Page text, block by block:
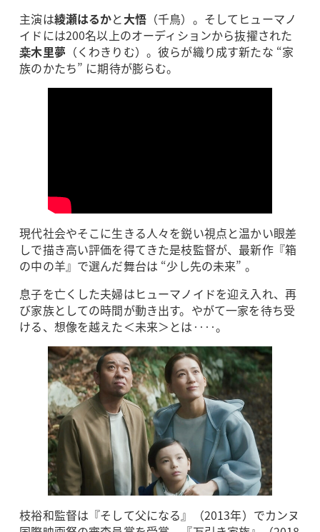
主演は綾瀬はるかと大悟（千鳥）。そしてヒューマノ
イドには200名以上のオーディションから抜擢された
桒木里夢 （くわきりむ）。彼らが織り成す新たな “家
族のかたち” に期待が膨らむ。
現代社会やそこに生きる人々を鋭い視点と温かい眼差
しで描き高い評価を得てきた是枝監督が、最新作『箱
の中の羊』で選んだ舞台は “少し先の未来” 。
息子を亡くした夫婦はヒューマノイドを迎え入れ、再
び家族としての時間が動き出す。やがて一家を待ち受
ける、想像を越えた＜未来＞とは‥‥。
枝裕和監督は『そして父になる』（2013年）でカンヌ